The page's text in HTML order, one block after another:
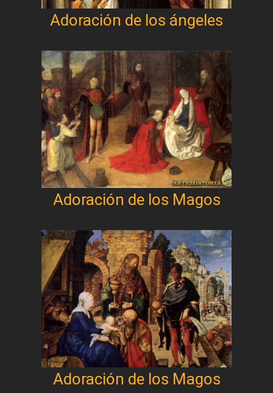
Adoración de los ángeles
Adoración de los Magos
Adoración de los Magos